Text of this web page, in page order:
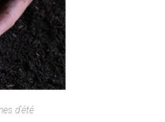
d'été